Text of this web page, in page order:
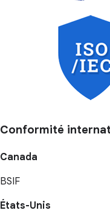
Conformité
Canada
BSIF
États-Unis